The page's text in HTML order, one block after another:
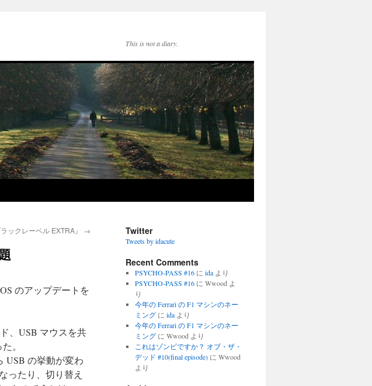
This is not a diary.
ックレーベル EXTRA』 →
のアップデートを
、USB マウスを共
。
USB の挙動が変わ
ったり、切り替え
Twitter
Tweets by idacute
Recent Comments
PSYCHO-PASS #16に idaより
PSYCHO-PASS #16に Wwood よ
り
今年の Ferrari の F1 マシンのネー
ミングに idaより
今年の Ferrari の F1 マシンのネー
ミングに Wwood より
これはゾンビですか？ オブ・ザ・
デッド #10(final episode)に Wwood
より